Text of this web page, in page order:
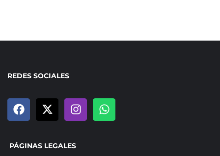
REDES SOCIALES
PÁGINAS LEGALES